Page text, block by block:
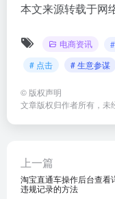
本文来源转载于网
电商资讯
# 点击
# 生意参谋
© 版权声明
文章版权归作者所有，未
上一篇
淘宝直通车操作后台查看
违规记录的方法